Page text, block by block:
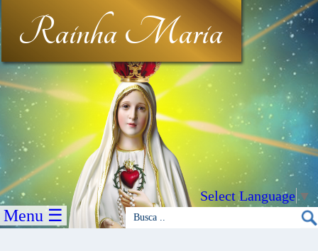
Rainha Maria
Select Language ▼
Menu ☰